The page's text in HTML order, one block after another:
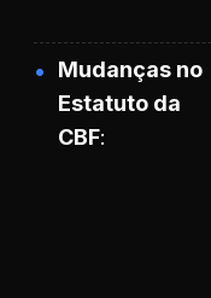
Mudanças no
Estatuto da
CBF